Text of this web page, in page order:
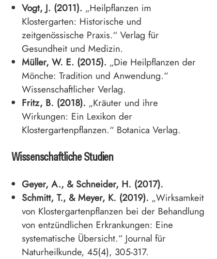
Vogt, J. (2011). „Heilpflanzen im
Klostergarten: Historische und
zeitgenössische Praxis.“ Verlag für
Gesundheit und Medizin.
Müller, W. E. (2015). „Die Heilpflanzen der
Mönche: Tradition und Anwendung.“
Wissenschaftlicher Verlag.
Fritz, B. (2018). „Kräuter und ihre
Wirkungen: Ein Lexikon der
Klostergartenpflanzen.“ Botanica Verlag.
Wissenschaftliche Studien
Geyer, A., & Schneider, H. (2017).
Schmitt, T., & Meyer, K. (2019). „Wirksamkeit
von Klostergartenpflanzen bei der Behandlung
von entzündlichen Erkrankungen: Eine
systematische Übersicht.“ Journal für
Naturheilkunde, 45(4), 305-317.